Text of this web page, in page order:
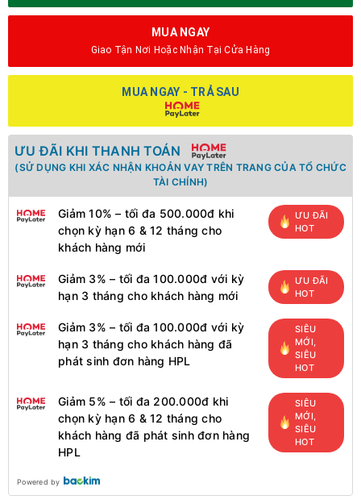
MUA NGAY
Giao Tận Nơi Hoặc Nhận Tại Cửa Hàng
MUA NGAY - TRẢ SAU
ƯU ĐÃI KHI THANH TOÁN
(SỬ DỤNG KHI XÁC NHẬN KHOẢN VAY TRÊN TRANG CỦA TỔ CHỨC
TÀI CHÍNH)
Giảm 10% – tối đa 500.000đ khi
chọn kỳ hạn 6 & 12 tháng cho
khách hàng mới
ƯU ĐÃI
HOT
Giảm 3% – tối đa 100.000đ với kỳ
hạn 3 tháng cho khách hàng mới
ƯU ĐÃI
HOT
Giảm 3% – tối đa 100.000đ với kỳ
hạn 3 tháng cho khách hàng đã
phát sinh đơn hàng HPL
SIÊU
MỚI,
SIÊU
HOT
Giảm 5% – tối đa 200.000đ khi
chọn kỳ hạn 6 & 12 tháng cho
khách hàng đã phát sinh đơn hàng
HPL
SIÊU
MỚI,
SIÊU
HOT
Powered by